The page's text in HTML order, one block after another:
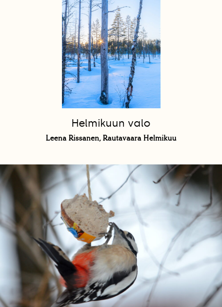
Helmikuun valo
Leena Rissanen, Rautavaara Helmikuu